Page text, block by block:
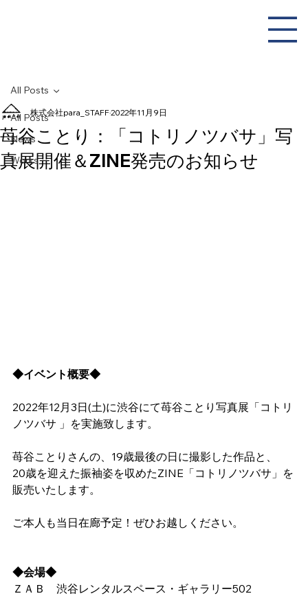
All Posts
News
Works
All Posts
苺谷ことり：「コトリノツバサ」写
真展開催＆ZINE発売のお知らせ
株式会社para_STAFF2022年11月9日
◆イベント概要◆
2022年12月3日(土)に渋谷にて苺谷ことり写真展「コトリ
ノツバサ 」を実施致します。
苺谷ことりさんの、19歳最後の日に撮影した作品と、
20歳を迎えた振袖姿を収めたZINE「コトリノツバサ」を
販売いたします。
ご本人も当日在廊予定！ぜひお越しください。
◆会場◆
ＺＡＢ　渋谷レンタルスペース・ギャラリー502